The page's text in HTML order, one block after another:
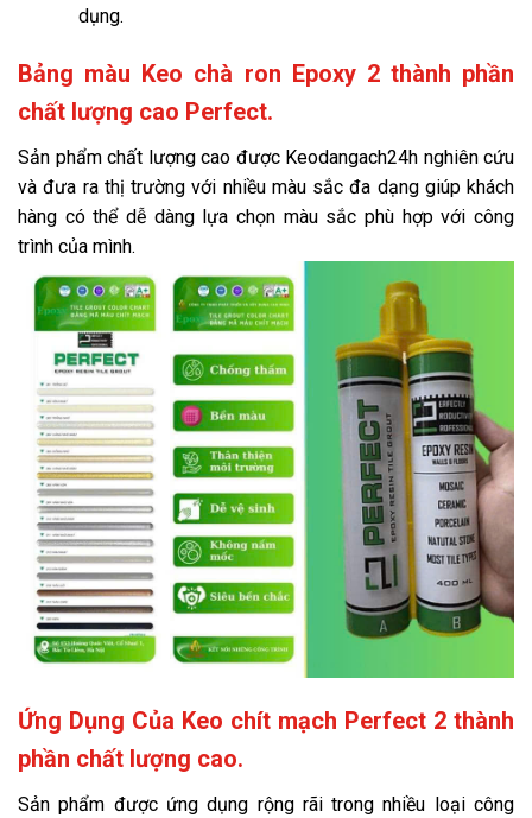
dụng.
Bảng màu Keo chà ron Epoxy 2 thành phần
chất lượng cao Perfect.
Sản phẩm chất lượng cao được Keodangach24h nghiên cứu
và đưa ra thị trường với nhiều màu sắc đa dạng giúp khách
hàng có thể dễ dàng lựa chọn màu sắc phù hợp với công
trình của mình.
Ứng Dụng Của Keo chít mạch Perfect 2 thành
phần chất lượng cao.
Sản phẩm được ứng dụng rộng rãi trong nhiều loại công